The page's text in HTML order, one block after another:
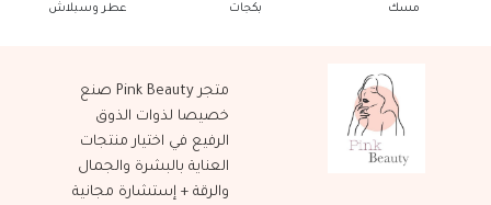
متجر Pink Beauty صنع
خصيصا لذوات الذوق
الرفيع في اختيار منتجات
العناية بالبشرة والجمال
والرقة + إستشارة مجانية